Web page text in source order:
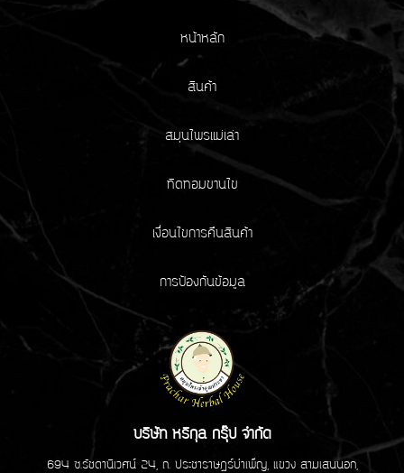
หน้าหลัก
สินค้า
สมุนไพรแม่เล่า
ทิดทอมขานไข
เงื่อนไขการคืนสินค้า
การป้องกันข้อมูล
บริษัท หริกุล กรุ๊ป จำกัด
694 ซ.รัชดานิเวศน์ 24, ถ. ประชาราษฏร์บำเพ็ญ, แขวง สามเสนนอก,